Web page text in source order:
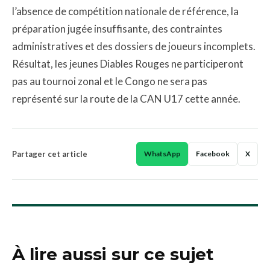
l’absence de compétition nationale de référence, la
préparation jugée insuffisante, des contraintes
administratives et des dossiers de joueurs incomplets.
Résultat, les jeunes Diables Rouges ne participeront
pas au tournoi zonal et le Congo ne sera pas
représenté sur la route de la CAN U17 cette année.
Partager cet article WhatsApp Facebook X
À lire aussi sur ce sujet